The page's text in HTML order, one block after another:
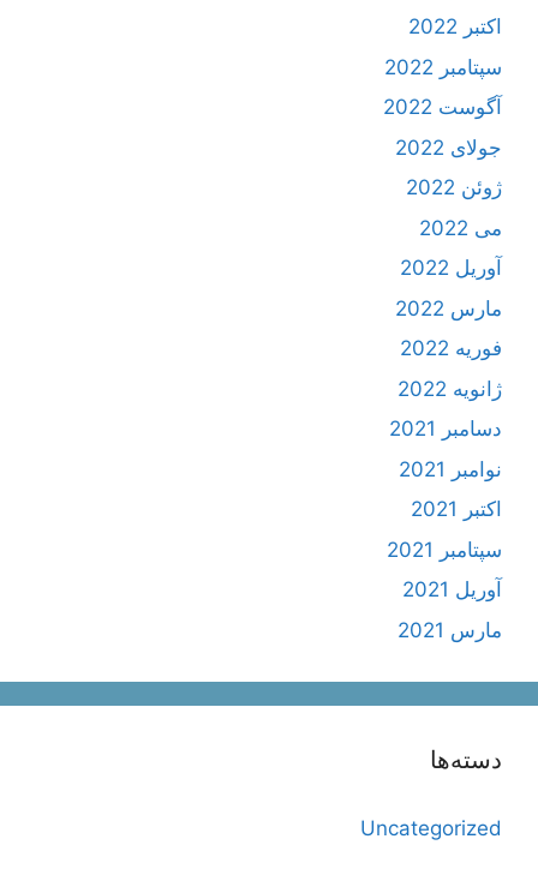
اکتبر 2022
سپتامبر 2022
آگوست 2022
جولای 2022
ژوئن 2022
می 2022
آوریل 2022
مارس 2022
فوریه 2022
ژانویه 2022
دسامبر 2021
نوامبر 2021
اکتبر 2021
سپتامبر 2021
آوریل 2021
مارس 2021
دسته‌ها
Uncategorized